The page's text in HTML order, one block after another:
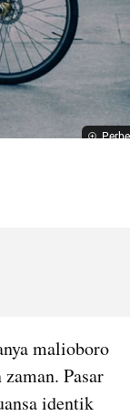
malioboro
Pasar
identik